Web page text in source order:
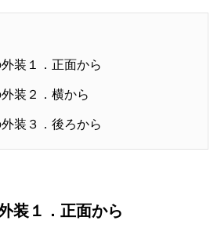
装１．正面から
装２．横から
装３．後ろから
装１．正面から